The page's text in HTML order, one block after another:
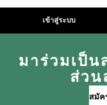
เข้าสู่ระบบ
มาร่วมเป็น
ส่วน
สมัค